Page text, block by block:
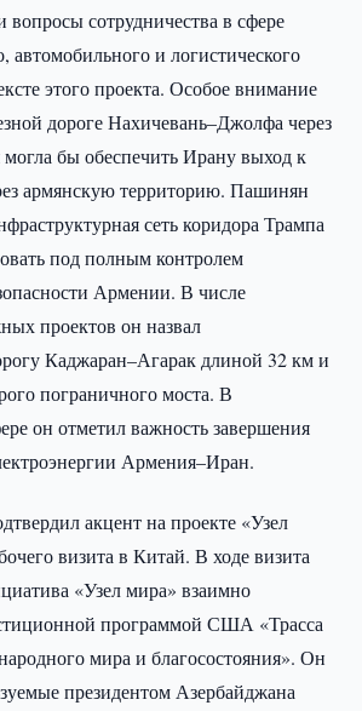
сотрудничества в сфере
автомобильного и логистического
этого проекта. Особое внимание
дороге Нахичевань–Джолфа через
бы обеспечить Ирану выход к
армянскую территорию. Пашинян
сеть коридора Трампа
под полным контролем
Армении. В числе
проектов он назвал
Каджаран–Агарак длиной 32 км и
пограничного моста. В
он отметил важность завершения
Армения–Иран.
акцент на проекте «Узел
визита в Китай. В ходе визита
«Узел мира» взаимно
программой США «Трасса
мира и благосостояния». Он
президентом Азербайджана